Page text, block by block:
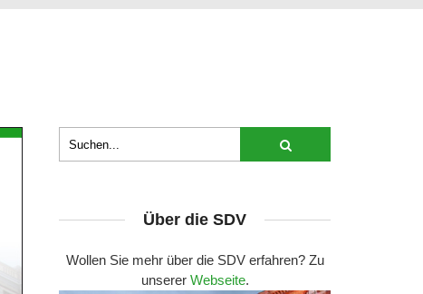
Über die SDV
Wollen Sie mehr über die SDV erfahren? Zu
unserer Webseite.